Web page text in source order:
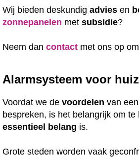
Wij bieden deskundigadvies en
zonnepanelen metsubsidie?
Neem dancontact met ons op
Alarmsysteem voor
Voordat we devoordelen van
bespreken, is het belangrijk om
essentieel belang is.
Grote steden worden vaak